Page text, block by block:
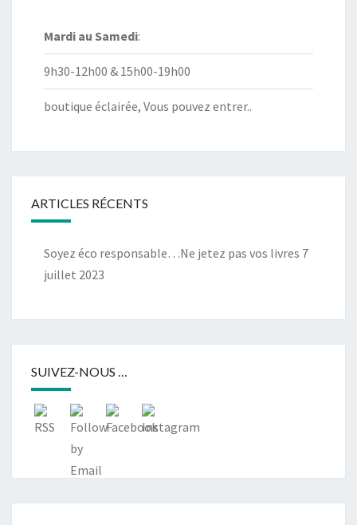
Mardi au Samedi:
9h30-12h00 & 15h00-19h00
boutique éclairée, Vous pouvez entrer..
ARTICLES RÉCENTS
Soyez éco responsable…Ne jetez pas vos livres 7
juillet 2023
SUIVEZ-NOUS …